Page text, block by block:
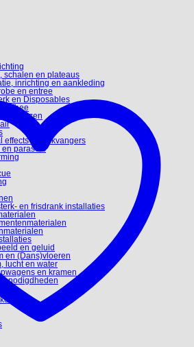
schalen en plateaus
inrichting en aankleding
en entree
en Disposables
Thee
en hoezen
effects en blikvangers
en parasols
en frisdrank installaties
en geluid
en (Dans)vloeren
lucht en water
en kramen